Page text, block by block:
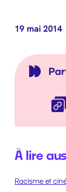
19 mai 2014
À lire
Racisme et